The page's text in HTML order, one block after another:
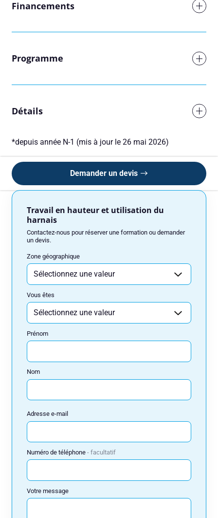
Financements
Programme
Détails
*depuis année N-1 (mis à jour le 26 mai 2026)
Demander un devis
Travail en hauteur et utilisation du
harnais
Contactez-nous pour réserver une formation ou demander
un devis.
Zone géographique
Vous êtes
Prénom
Nom
Adresse e-mail
Numéro de téléphone facultatif
Votre message
Prénom
Numéro de téléphone
Votre message
votre accord, vous adresser ses offres. Pour en savoir plus, consultez
notre politique de confidentialité.